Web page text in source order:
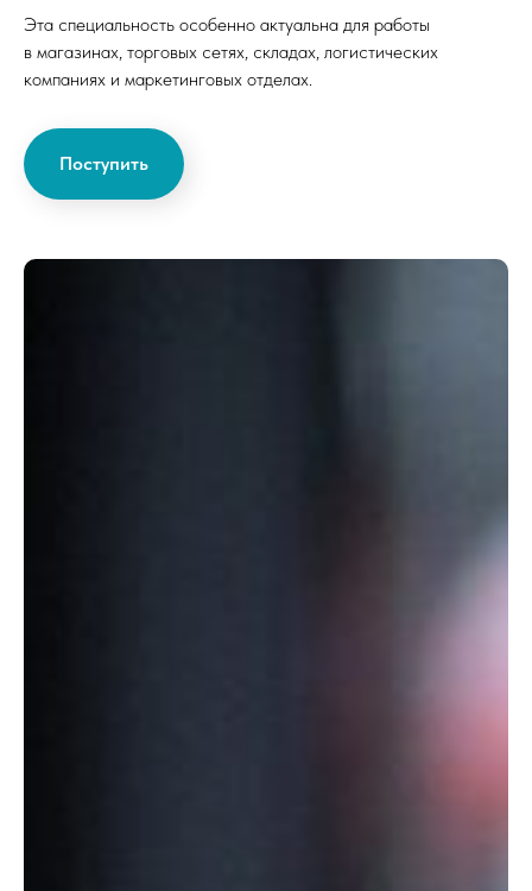
Эта специальность особенно актуальна для работы
в магазинах, торговых сетях, складах, логистических
компаниях и маркетинговых отделах.
Поступить